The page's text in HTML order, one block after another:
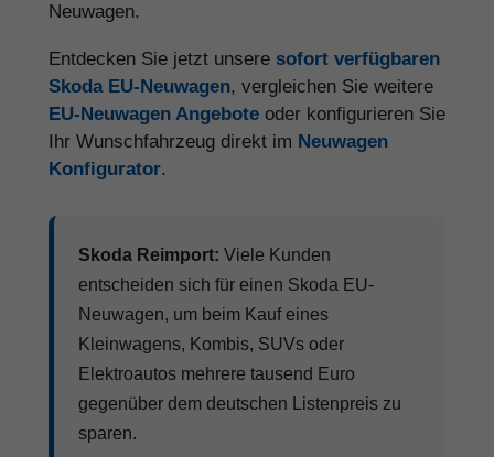
Neuwagen.
Entdecken Sie jetzt unsere sofort verfügbaren
Skoda EU-Neuwagen, vergleichen Sie weitere
EU-Neuwagen Angebote oder konfigurieren Sie
Ihr Wunschfahrzeug direkt im Neuwagen
Konfigurator.
Skoda Reimport: Viele Kunden
entscheiden sich für einen Skoda EU-
Neuwagen, um beim Kauf eines
Kleinwagens, Kombis, SUVs oder
Elektroautos mehrere tausend Euro
gegenüber dem deutschen Listenpreis zu
sparen.